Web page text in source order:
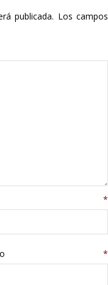
publicada. Los campos
*
*